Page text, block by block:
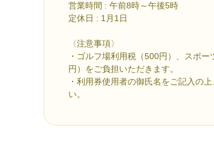
営業時間 : 午前8時～午後5時
定休日 : 1月1日
〈注意事項〉
・ゴルフ場利用税（500円）、スポ
円）をご負担いただきます。
・利用券使用者の御氏名をご記入の
い。